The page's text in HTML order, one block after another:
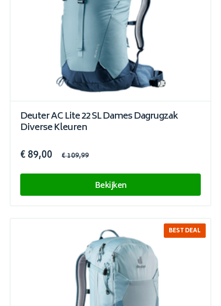
Deuter AC Lite 22 SL Dames Dagrugzak
Diverse Kleuren
€ 89,00 € 109,99
Bekijken
SALE
BEST DEAL